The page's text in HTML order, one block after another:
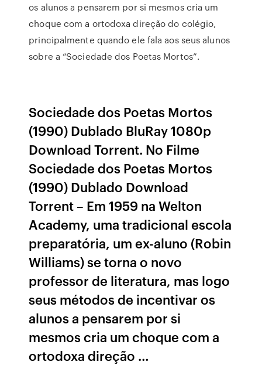
os alunos a pensarem por si mesmos cria um
choque com a ortodoxa direção do colégio,
principalmente quando ele fala aos seus alunos
sobre a “Sociedade dos Poetas Mortos”.
Sociedade dos Poetas Mortos
(1990) Dublado BluRay 1080p
Download Torrent. No Filme
Sociedade dos Poetas Mortos
(1990) Dublado Download
Torrent – Em 1959 na Welton
Academy, uma tradicional escola
preparatória, um ex-aluno (Robin
Williams) se torna o novo
professor de literatura, mas logo
seus métodos de incentivar os
alunos a pensarem por si
mesmos cria um choque com a
ortodoxa direção …